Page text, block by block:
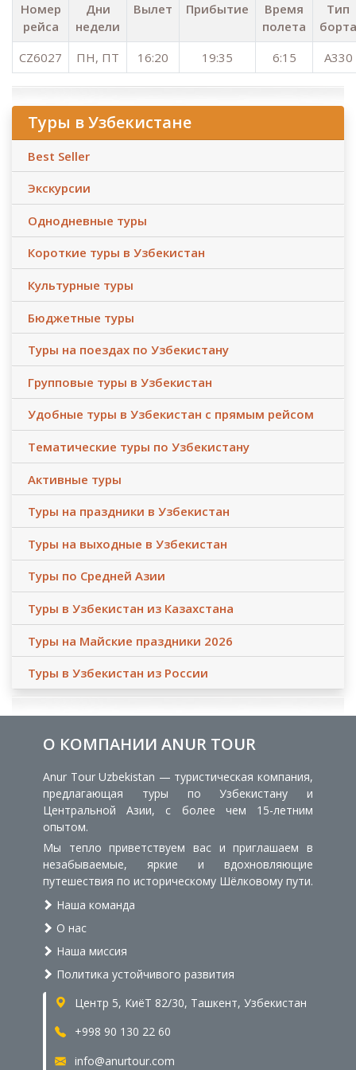
Номер
рейса
Дни
недели
Вылет Прибытие
Время
полета
Тип
борта
CZ6027
ПН, ПТ 16:20 19:35 6:15 A330
Туры в Узбекистане
Best Seller
Экскурсии
Однодневные туры
Короткие туры в Узбекистан
Культурные туры
Бюджетные туры
Туры на поездах по Узбекистану
Групповые туры в Узбекистан
Удобные туры в Узбекистан с прямым рейсом
Тематические туры по Узбекистану
Активные туры
Туры на праздники в Узбекистан
Туры на выходные в Узбекистан
Туры по Средней Азии
Туры в Узбекистан из Казахстана
Туры на Майские праздники 2026
Туры в Узбекистан из России
О КОМПАНИИ ANUR TOUR
Anur Tour Uzbekistan — туристическая компания,
предлагающая туры по Узбекистану и
Центральной Азии, с более чем 15-летним
опытом.
Мы тепло приветствуем вас и приглашаем в
незабываемые, яркие и вдохновляющие
путешествия по историческому Шёлковому пути.
Наша команда
О нас
Наша миссия
Политика устойчивого развития
Центр 5, КиёТ 82/30, Ташкент, Узбекистан
+998 90 130 22 60
info@anurtour.com